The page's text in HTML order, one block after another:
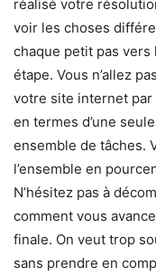
réalisé votre
voir les choses
chaque petit pas
étape. Vous n’allez
votre site internet par
en termes d’une
ensemble de tâches.
l’ensemble en
N’hésitez pas à
comment vous
finale. On veut trop
sans prendre en